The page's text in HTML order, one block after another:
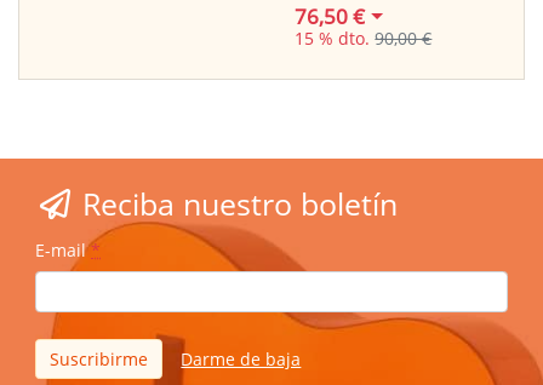
76,50 €
15 % dto. 90,00 €
Reciba nuestro boletín
E-mail *
Suscribirme Darme de baja